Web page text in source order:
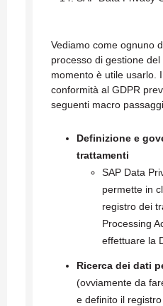
Vediamo come ognuno
processo di gestione
momento è utile usarlo.
conformità al GDPR
seguenti macro
Definizione e
trattamenti
SAP Data
permette in
registro dei
Processing
effettuare la
Ricerca dei dati
(ovviamente da
e definito il